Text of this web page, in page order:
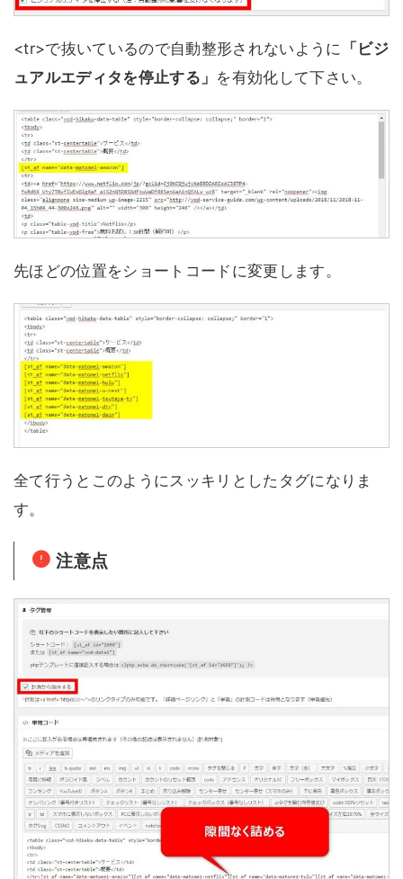
<tr>で抜いているので自動整形されないように 「ビジ
ュアルエディタを停止する」 を有効化して下さい。
先ほどの位置をショートコードに変更します。
全て行うとこのようにスッキリとしたタグになりま
す。
注意点